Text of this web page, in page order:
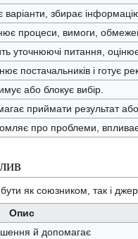
варіанти, збирає
процеси, вимоги,
уточнюючі питання,
постачальників і готує
або блокує вибір.
приймати результат
про проблеми,
як союзником, так і
Опис
й допомагає